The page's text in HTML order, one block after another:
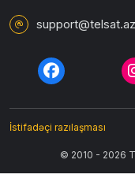
support@telsat.az
© 2010 - 2026
İstifadəçi razılaşması